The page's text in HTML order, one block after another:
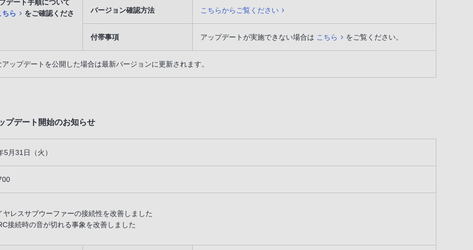
デート手順について
ちら
をご確認くださ
バージョン確認方法 こちらからご覧ください
付帯事項 アップデートが実施できない場合は こちら をご覧ください。
アップデートを公開した場合は最新バージョンに更新されます。
プデート開始のお知らせ
5月31日（火）
ヤレスサブウーファーの接続性を改善しました
接続時の音が切れる事象を改善しました